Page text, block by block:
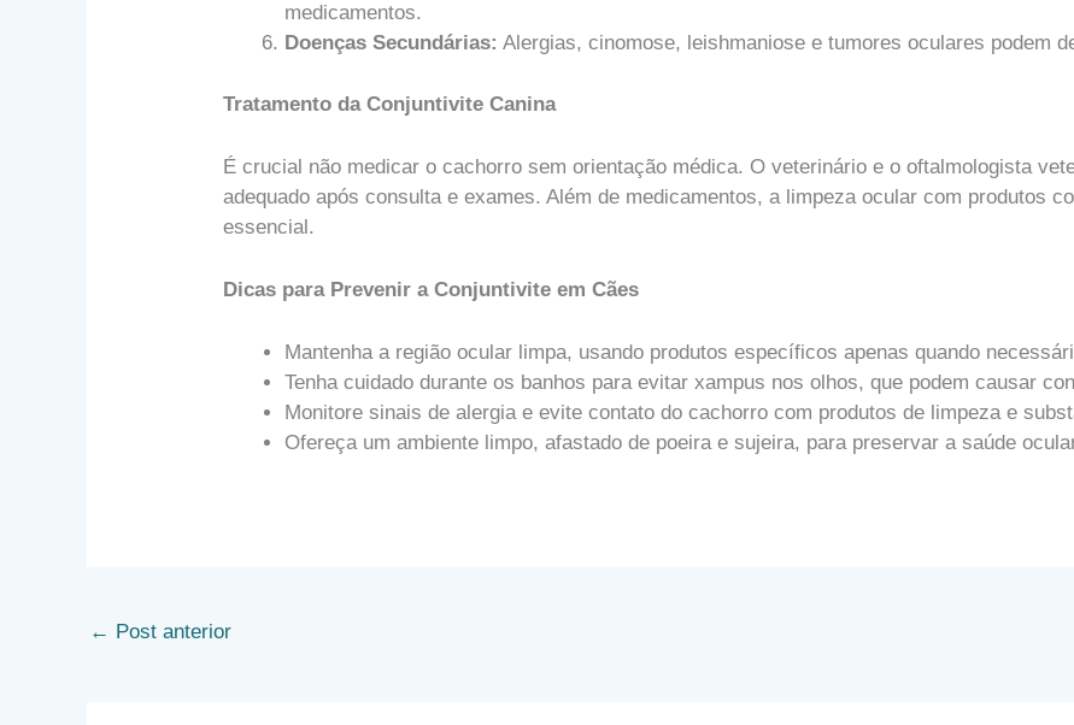
medicamentos.
Doenças Secundárias: Alergias, cinomose, leishmaniose e tumores oculares podem
Tratamento da Conjuntivite Canina
É crucial não medicar o cachorro sem orientação médica. O veterinário e o oftalmologista
adequado após consulta e exames. Além de medicamentos, a limpeza ocular com produtos
essencial.
Dicas para Prevenir a Conjuntivite em Cães
Mantenha a região ocular limpa, usando produtos específicos apenas quando
Tenha cuidado durante os banhos para evitar xampus nos olhos, que podem causar
Monitore sinais de alergia e evite contato do cachorro com produtos de limpeza e
Ofereça um ambiente limpo, afastado de poeira e sujeira, para preservar a saúde
← Post anterior